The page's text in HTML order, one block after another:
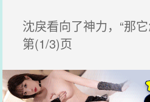
沈戾看向了神力，“那它
第(1/3)页